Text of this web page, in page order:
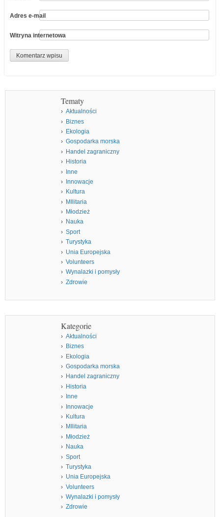
Adres e-mail
Witryna internetowa
Tematy
Aktualności
Biznes
Ekologia
Gospodarka morska
Handel zagraniczny
Historia
Inne
Innowacje
Kultura
MIlitaria
Młodzież
Nauka
Sport
Turystyka
Unia Europejska
Volunteers
Wynalazki i pomysły
Zdrowie
Kategorie
Aktualności
Biznes
Ekologia
Gospodarka morska
Handel zagraniczny
Historia
Inne
Innowacje
Kultura
MIlitaria
Młodzież
Nauka
Sport
Turystyka
Unia Europejska
Volunteers
Wynalazki i pomysły
Zdrowie